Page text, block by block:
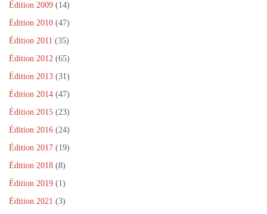
Édition 2009 (14)
Édition 2010 (47)
Édition 2011 (35)
Édition 2012 (65)
Édition 2013 (31)
Édition 2014 (47)
Édition 2015 (23)
Édition 2016 (24)
Édition 2017 (19)
Édition 2018 (8)
Édition 2019 (1)
Édition 2021 (3)